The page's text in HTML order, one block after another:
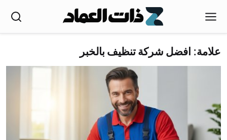
علامة: افضل شركة تنظيف بالخبر